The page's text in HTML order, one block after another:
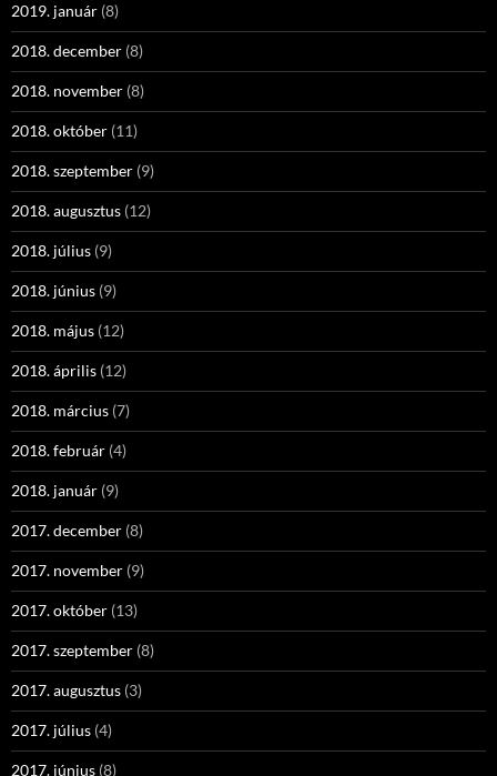
2019. január (8)
2018. december (8)
2018. november (8)
2018. október (11)
2018. szeptember (9)
2018. augusztus (12)
2018. július (9)
2018. június (9)
2018. május (12)
2018. április (12)
2018. március (7)
2018. február (4)
2018. január (9)
2017. december (8)
2017. november (9)
2017. október (13)
2017. szeptember (8)
2017. augusztus (3)
2017. július (4)
2017. június (8)